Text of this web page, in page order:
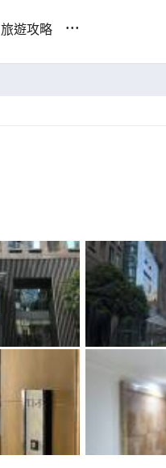
旅遊攻略 ...